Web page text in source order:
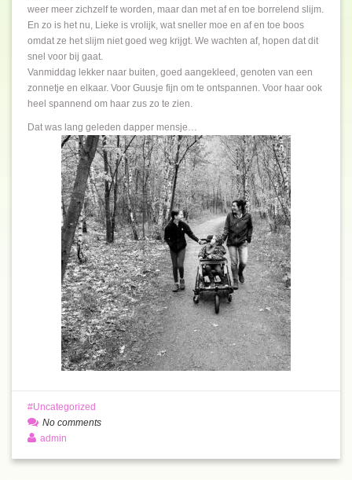
weer meer zichzelf te worden, maar dan met af en toe borrelend slijm.
En zo is het nu, Lieke is vrolijk, wat sneller moe en af en toe boos
omdat ze het slijm niet goed weg krijgt. We wachten af, hopen dat dit
snel voor bij gaat.
Vanmiddag lekker naar buiten, goed aangekleed, genoten van een
zonnetje en elkaar. Voor Guusje fijn om te ontspannen. Voor haar ook
heel spannend om haar zus zo te zien.
Dat was lang geleden dapper mensje…
Uncategorized
No comments
admin